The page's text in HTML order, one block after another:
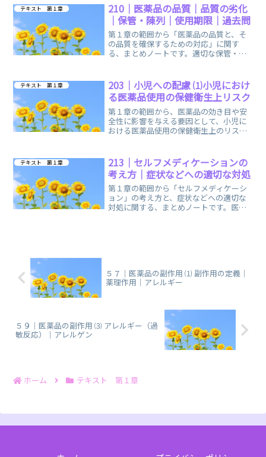
テキスト 第１章
210｜医薬品の品質｜品質の劣化
｜保管・陳列｜使用期限｜過去問
第１章の範囲から「医薬品の品質と、そ
の品質を確保するための対応」に関す
る、まとめノートです。適切な保管・陳
テキスト 第１章
203｜小児への配慮 ⑴小児におけ
る医薬品使用の保健衛生上リスク
第１章の範囲から、医薬品の効き目や安
全性に影響を与える要因として、小児に
おける医薬品使用の保健衛生上のリスク
テキスト 第１章
213｜セルフメディケーションの
考え方｜症状などへの適切な対処
第１章の範囲から「セルフメディケーシ
ョン」の考え方と、症状などへの適切な
対処に関する、まとめノートです。医薬
５７｜医薬品の副作用 ⑴ 副作用の定義｜
薬理作用｜アレルギー
５９｜医薬品の副作用 ⑶ アレルギー（過
敏反応）｜アレルゲン
ホーム テキスト 第１章